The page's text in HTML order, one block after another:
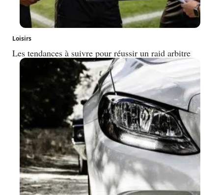
Loisirs
Les tendances à suivre pour réussir un raid arbitre